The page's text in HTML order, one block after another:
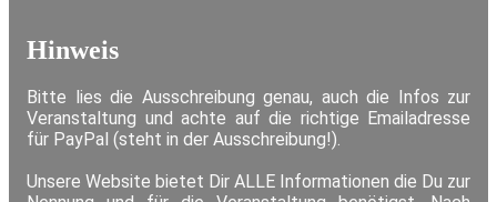
Hinweis
Bitte lies die Ausschreibung genau, auch die Infos zur
Veranstaltung und achte auf die richtige Emailadresse
für PayPal (steht in der Ausschreibung!).
Unsere Website bietet Dir ALLE Informationen die Du zur